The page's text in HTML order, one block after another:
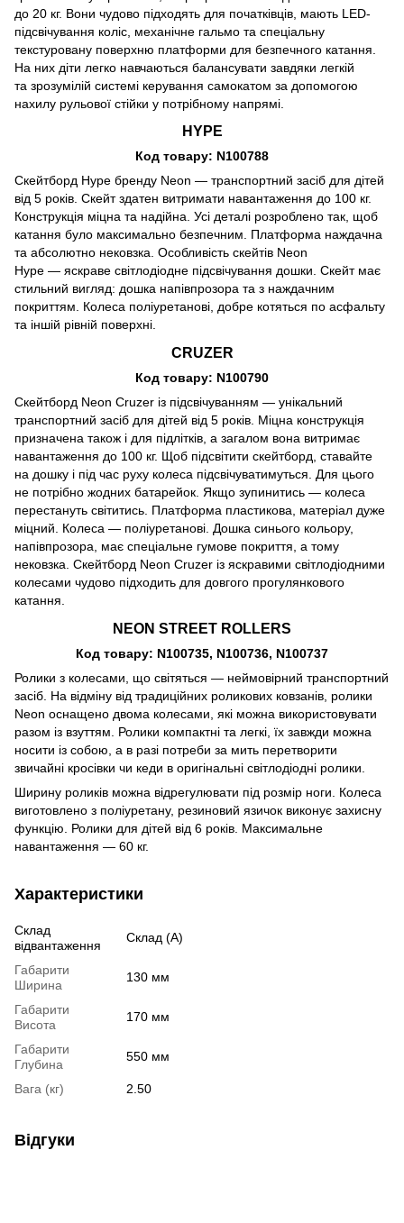
до 20 кг. Вони чудово підходять для початківців, мають LED-
підсвічування коліс, механічне гальмо та спеціальну
текстуровану поверхню платформи для безпечного катання.
На них діти легко навчаються балансувати завдяки легкій
та зрозумілій системі керування самокатом за допомогою
нахилу рульової стійки у потрібному напрямі.
HYPE
Код товару: N100788
Скейтборд Hype бренду Neon — транспортний засіб для дітей
від 5 років. Скейт здатен витримати навантаження до 100 кг.
Конструкція міцна та надійна. Усі деталі розроблено так, щоб
катання було максимально безпечним. Платформа наждачна
та абсолютно нековзка. Особливість скейтів Neon
Hype — яскраве світлодіодне підсвічування дошки. Скейт має
стильний вигляд: дошка напівпрозора та з наждачним
покриттям. Колеса поліуретанові, добре котяться по асфальту
та іншій рівній поверхні.
CRUZER
Код товару: N100790
Скейтборд Neon Cruzer із підсвічуванням — унікальний
транспортний засіб для дітей від 5 років. Міцна конструкція
призначена також і для підлітків, а загалом вона витримає
навантаження до 100 кг. Щоб підсвітити скейтборд, ставайте
на дошку і під час руху колеса підсвічуватимуться. Для цього
не потрібно жодних батарейок. Якщо зупинитись — колеса
перестануть світитись. Платформа пластикова, матеріал дуже
міцний. Колеса — поліуретанові. Дошка синього кольору,
напівпрозора, має спеціальне гумове покриття, а тому
нековзка. Скейтборд Neon Cruzer із яскравими світлодіодними
колесами чудово підходить для довгого прогулянкового
катання.
NEON STREET ROLLERS
Код товару: N100735, N100736, N100737
Ролики з колесами, що світяться — неймовірний транспортний
засіб. На відміну від традиційних роликових ковзанів, ролики
Neon оснащено двома колесами, які можна використовувати
разом із взуттям. Ролики компактні та легкі, їх завжди можна
носити із собою, а в разі потреби за мить перетворити
звичайні кросівки чи кеди в оригінальні світлодіодні ролики.
Ширину роликів можна відрегулювати під розмір ноги. Колеса
виготовлено з поліуретану, резиновий язичок виконує захисну
функцію. Ролики для дітей від 6 років. Максимальне
навантаження — 60 кг.
Характеристики
Склад
відвантаження
Склад (А)
Габарити
Ширина
130 мм
Габарити
Висота
170 мм
Габарити
Глубина
550 мм
Вага (кг) 2.50
Відгуки